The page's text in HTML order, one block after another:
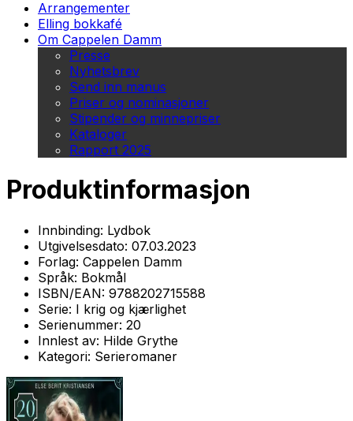
Arrangementer
Elling bokkafé
Om Cappelen Damm
Presse
Nyhetsbrev
Send inn manus
Priser og nominasjoner
Stipender og minnepriser
Kataloger
Rapport 2025
Produktinformasjon
Innbinding: Lydbok
Utgivelsesdato: 07.03.2023
Forlag: Cappelen Damm
Språk: Bokmål
ISBN/EAN: 9788202715588
Serie: I krig og kjærlighet
Serienummer: 20
Innlest av: Hilde Grythe
Kategori: Serieromaner